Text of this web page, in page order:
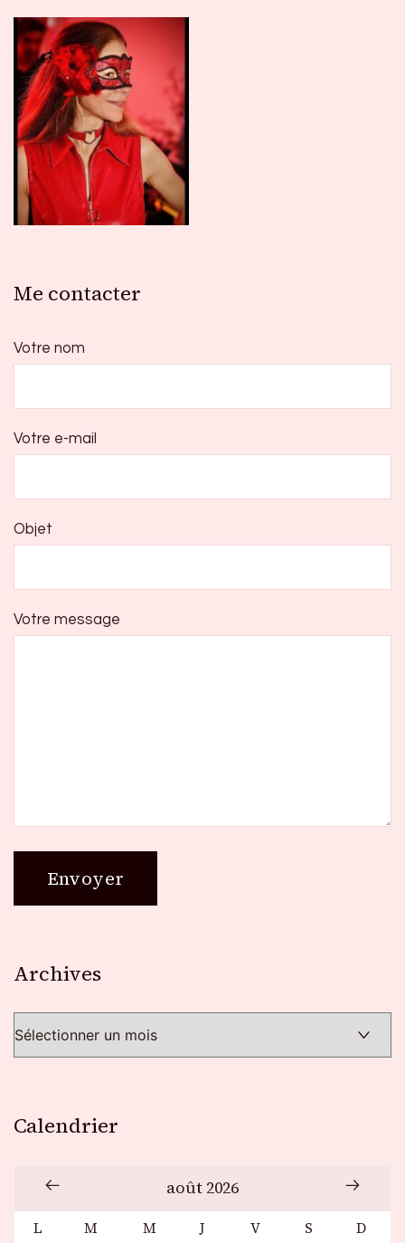
Me contacter
Votre nom
Votre e-mail
Objet
Votre message
Archives
Calendrier
août 2026
L M M J V S D